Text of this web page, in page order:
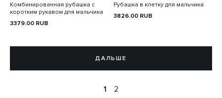
Комбинированная рубашка с
коротким рукавом для мальчика
3379.00 RUB
Рубашка в клетку для мальчика
3826.00 RUB
ДАЛЬШЕ
1 2